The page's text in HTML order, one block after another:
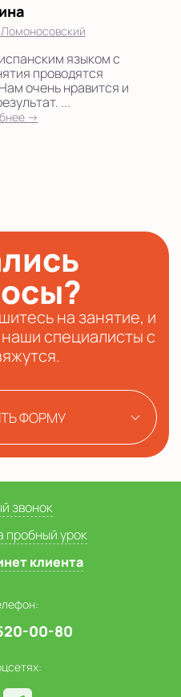
языком с
проводятся
очень нравится и
...
→
на занятие, и
специалисты с
ФОРМУ
звонок
пробный урок
клиента
00-80